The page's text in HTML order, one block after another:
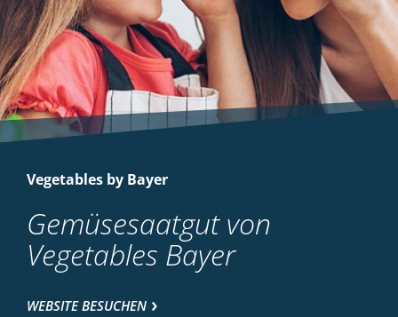
Vegetables by Bayer
Gemüsesaatgut von
Vegetables Bayer
WEBSITE BESUCHEN